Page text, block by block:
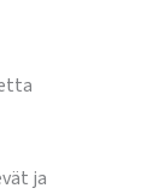
ja